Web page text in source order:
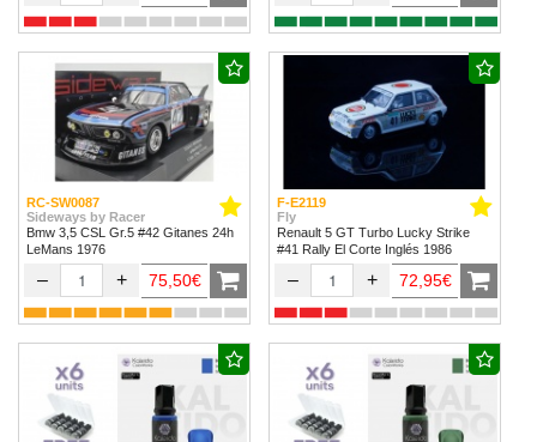
RC-SW0087
Sideways by Racer
Bmw 3,5 CSL Gr.5 #42 Gitanes 24h
LeMans 1976
– + 75,50€
F-E2119
Fly
Renault 5 GT Turbo Lucky Strike
#41 Rally El Corte Inglés 1986
– + 72,95€